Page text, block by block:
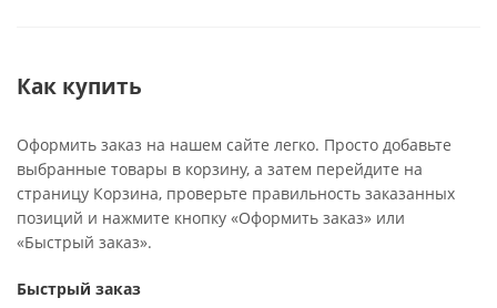
Как купить
Оформить заказ на нашем сайте легко. Просто добавьте
выбранные товары в корзину, а затем перейдите на
страницу Корзина, проверьте правильность заказанных
позиций и нажмите кнопку «Оформить заказ» или
«Быстрый заказ».
Быстрый заказ